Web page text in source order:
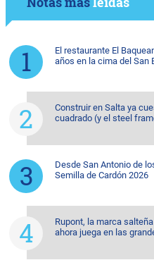
El restaurante El
años en la cima del San
Construir en Salta ya
cuadrado (y el steel
Desde San Antonio de
Semilla de Cardón 2026
Rupont, la marca
ahora juega en las